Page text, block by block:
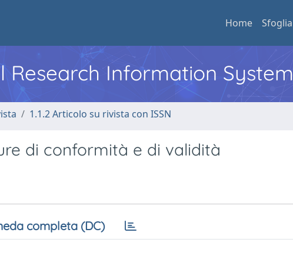
Home Sfoglia
Research Information System
1.1.2 Articolo su rivista con ISSN
di conformità e di validità
completa (DC)